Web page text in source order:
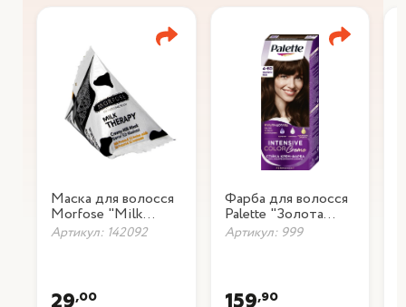
Маска для волосся
Morfose "Milk
Therapy", 25 мл
Артикул: 142092
29,00
Фарба для волосся
Palette "Золота
кава" 4-60
Артикул: 999
159,90